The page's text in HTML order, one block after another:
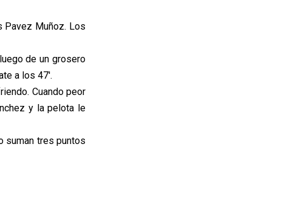
Pavez Muñoz. Los
de un grosero
a los 47'.
Cuando peor
y la pelota le
suman tres puntos